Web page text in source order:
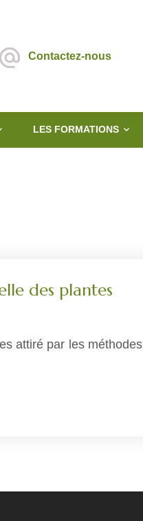
Contactez-nous
LES FORMATIONS
des plantes
attiré par les